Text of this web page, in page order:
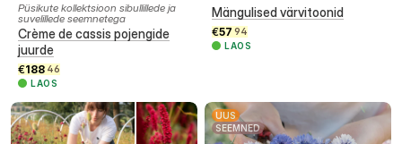
Püsikute kollektsioon sibullillede ja
suvelillede seemnetega
Crème de cassis pojengide
juurde
€188 46
LAOS
Mängulised värvitoonid
€57 94
LAOS
UUS
SEEMNED